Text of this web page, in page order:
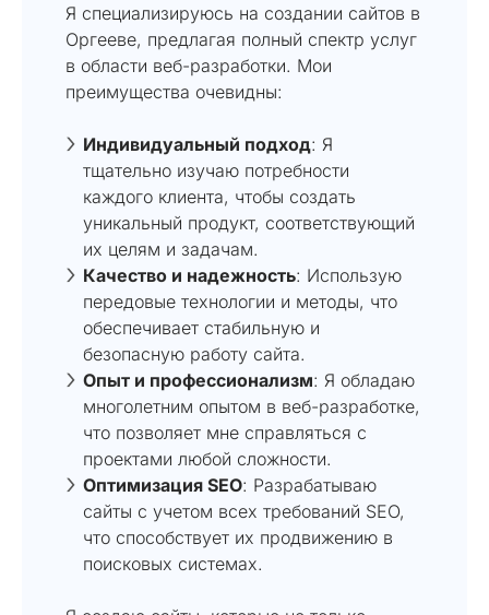
Я специализируюсь на создании сайтов в
Оргееве, предлагая полный спектр услуг
в области веб-разработки. Мои
преимущества очевидны:
Индивидуальный подход: Я
тщательно изучаю потребности
каждого клиента, чтобы создать
уникальный продукт, соответствующий
их целям и задачам.
Качество и надежность: Использую
передовые технологии и методы, что
обеспечивает стабильную и
безопасную работу сайта.
Опыт и профессионализм: Я обладаю
многолетним опытом в веб-разработке,
что позволяет мне справляться с
проектами любой сложности.
Оптимизация SEO: Разрабатываю
сайты с учетом всех требований SEO,
что способствует их продвижению в
поисковых системах.